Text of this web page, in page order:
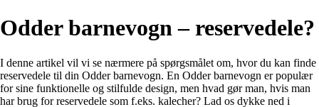
Odder barnevogn – reservedele?
I denne artikel vil vi se nærmere på spørgsmålet om, hvor du kan finde
reservedele til din Odder barnevogn. En Odder barnevogn er populær
for sine funktionelle og stilfulde design, men hvad gør man, hvis man
har brug for reservedele som f.eks. kalecher? Lad os dykke ned i